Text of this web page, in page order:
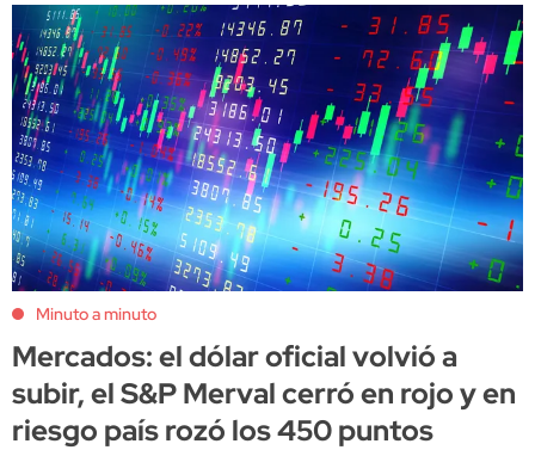
Minuto a minuto
Mercados: el dólar oficial volvió a
subir, el S&P Merval cerró en rojo y en
riesgo país rozó los 450 puntos